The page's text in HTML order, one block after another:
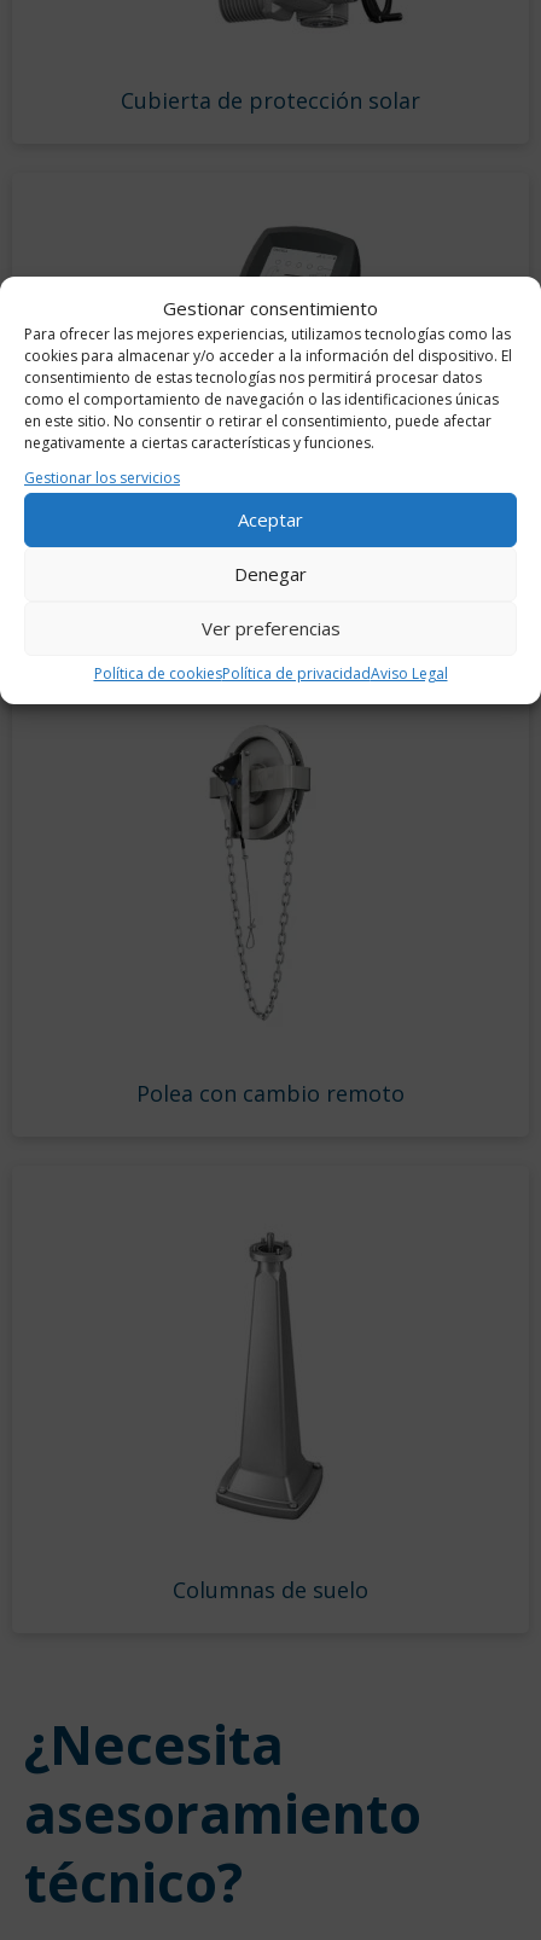
Gestionar consentimiento
Para ofrecer las mejores experiencias, utilizamos tecnologías como las
cookies para almacenar y/o acceder a la información del dispositivo. El
consentimiento de estas tecnologías nos permitirá procesar datos
como el comportamiento de navegación o las identificaciones únicas
en este sitio. No consentir o retirar el consentimiento, puede afectar
negativamente a ciertas características y funciones.
Gestionar los servicios
Aceptar
Denegar
Ver preferencias
Política de cookiesPolítica de privacidadAviso Legal
Cubierta de protección solar
Polea con cambio remoto
Columnas de suelo
¿Necesita
asesoramiento
técnico?